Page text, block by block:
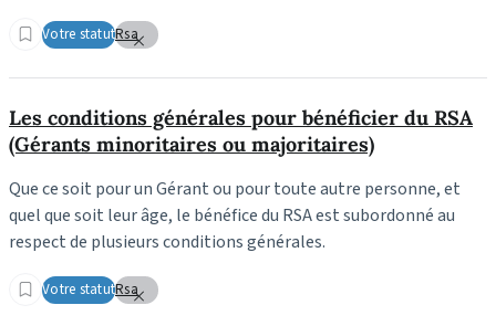
Votre statutRsa
Les conditions générales pour bénéficier du RSA
(Gérants minoritaires ou majoritaires)
Que ce soit pour un Gérant ou pour toute autre personne, et
quel que soit leur âge, le bénéfice du RSA est subordonné au
respect de plusieurs conditions générales.
Votre statutRsa